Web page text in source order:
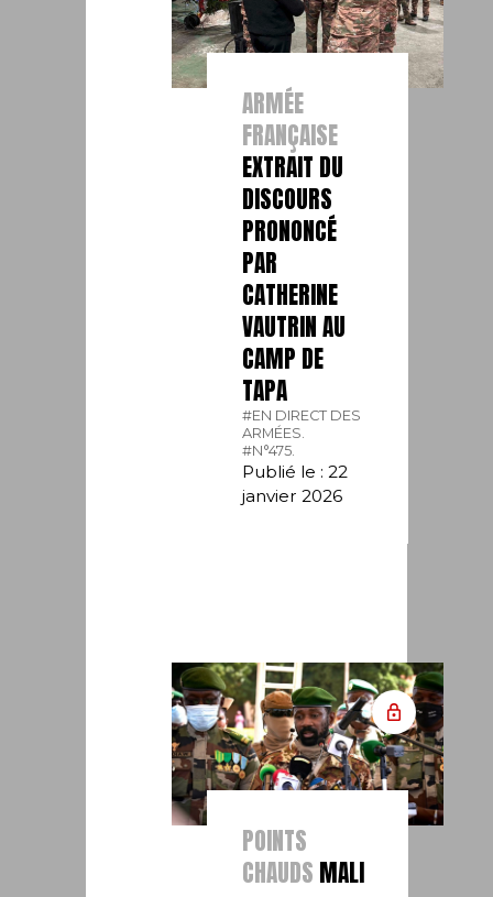
ARMÉE
FRANÇAISE
EXTRAIT DU
DISCOURS
PRONONCÉ
PAR
CATHERINE
VAUTRIN AU
CAMP DE
TAPA
#EN DIRECT DES
ARMÉES.
#N°475.
Publié le : 22
janvier 2026
POINTS
CHAUDS MALI